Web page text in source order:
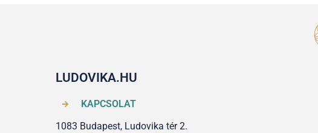
LUDOVIKA.HU
KAPCSOLAT
1083 Budapest, Ludovika tér 2.